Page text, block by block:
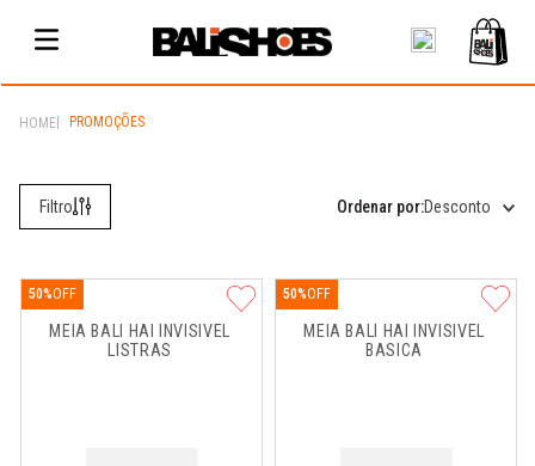
PROMOÇÕES
Desconto
MEIA BALI HAI INVISIVEL
LISTRAS
50%
MEIA BALI HAI INVISIVEL
BASICA
50%